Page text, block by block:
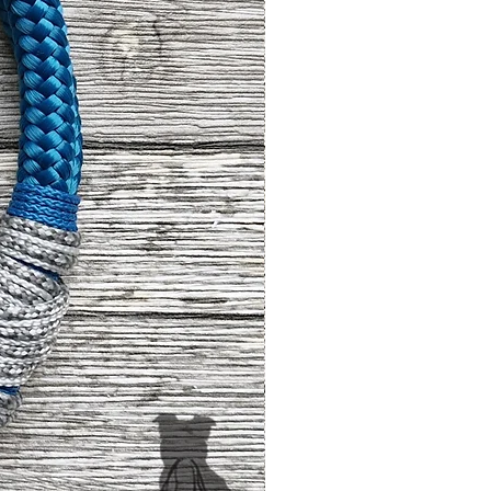
auf der Haut des
Zecken mögen das jedoch gar
potenziellen Wirt von meist
auf ihn anspringen.
Hundes auswirken und somit
begünstigen. Außerdem sind
Menschen empfehlenswert.
Haut bzw. das Fell des
enthalten Stoffe, die beim
gelangen.